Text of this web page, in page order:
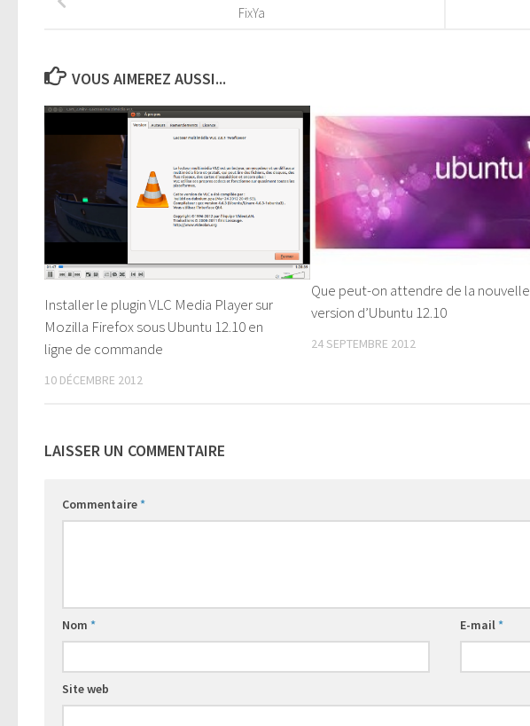
FixYa
VOUS AIMEREZ AUSSI...
Installer le plugin VLC Media Player sur
Mozilla Firefox sous Ubuntu 12.10 en
ligne de commande
10 DÉCEMBRE 2012
Que peut-on attendre de la nouvelle
version d’Ubuntu 12.10
24 SEPTEMBRE 2012
LAISSER UN COMMENTAIRE
Commentaire*
Nom * E-mail*
Site web